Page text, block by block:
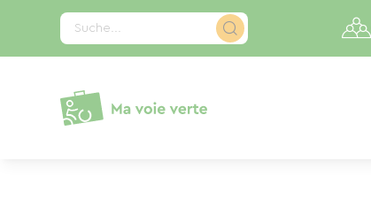
Suche...
Cookie-Einstellungen